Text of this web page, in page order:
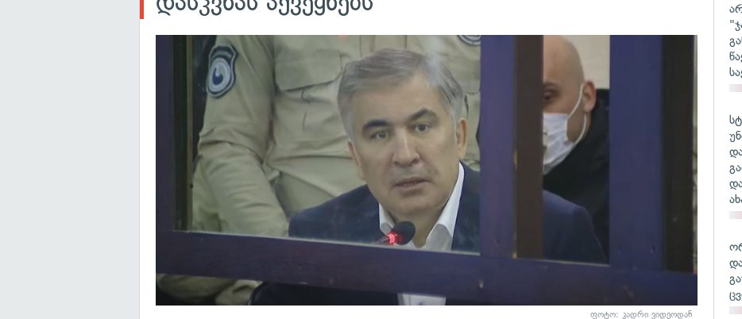
ფოტო: კადრი ვიდეოდან